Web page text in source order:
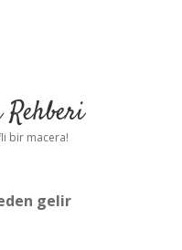
bir macera!
gelir